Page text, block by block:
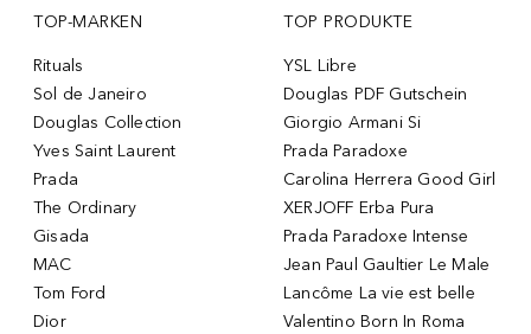
TOP-MARKEN
Rituals
Sol de Janeiro
Douglas Collection
Yves Saint Laurent
Prada
The Ordinary
Gisada
MAC
Tom Ford
Dior
TOP PRODUKTE
YSL Libre
Douglas PDF Gutschein
Giorgio Armani Si
Prada Paradoxe
Carolina Herrera Good Girl
XERJOFF Erba Pura
Prada Paradoxe Intense
Jean Paul Gaultier Le Male
Lancôme La vie est belle
Valentino Born In Roma